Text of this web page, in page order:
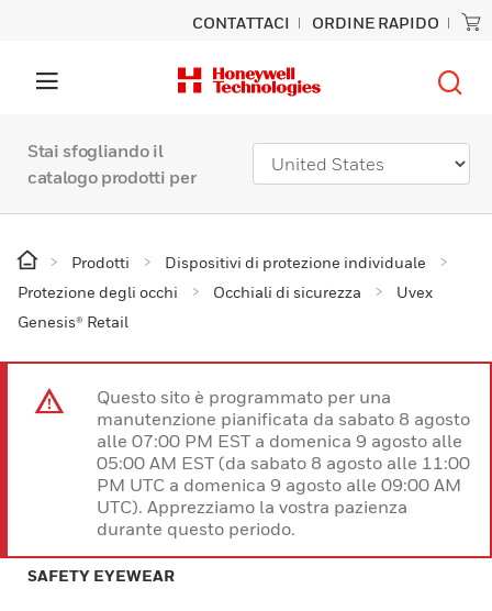
CONTATTACI ORDINE RAPIDO
Stai sfogliando il
catalogo prodotti per
Prodotti
Dispositivi di protezione individuale
Protezione degli occhi
Occhiali di sicurezza
Uvex
Genesis® Retail
Questo sito è programmato per una
manutenzione pianificata da sabato 8 agosto
alle 07:00 PM EST a domenica 9 agosto alle
05:00 AM EST (da sabato 8 agosto alle 11:00
PM UTC a domenica 9 agosto alle 09:00 AM
UTC). Apprezziamo la vostra pazienza
durante questo periodo.
SAFETY EYEWEAR